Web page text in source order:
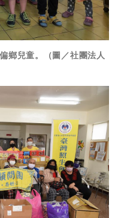
鄉兒童。（圖／社團法人